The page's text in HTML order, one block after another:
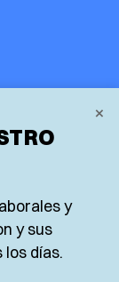
×
y
y sus
días.